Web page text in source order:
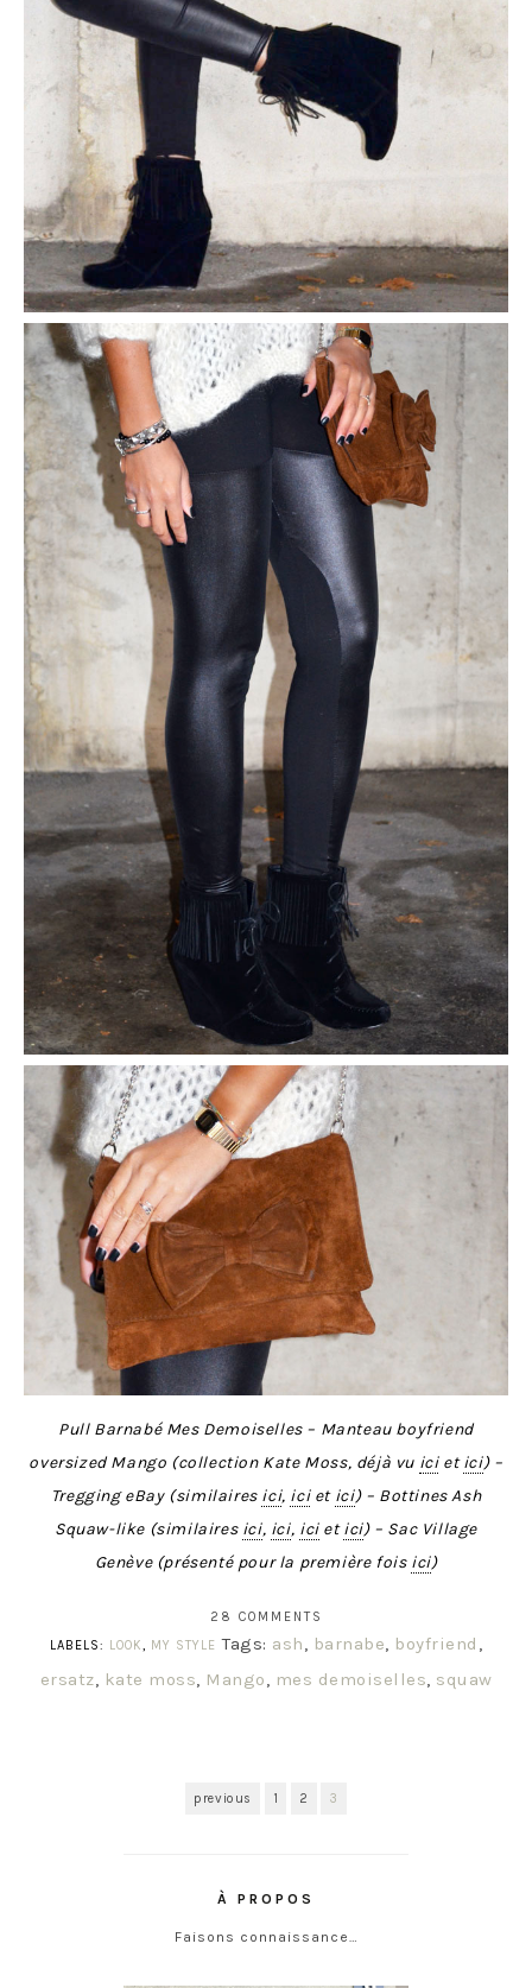
Pull Barnabé Mes Demoiselles – Manteau boyfriend
oversized Mango (collection Kate Moss, déjà vu icietici) –
Tregging eBay (similaires ici, iciet ici) – Bottines Ash
Squaw-like (similaires ici, ici, icietici) – Sac Village
Genève (présenté pour la première fois ici)
28 COMMENTS
LABELS:
LOOK, MY STYLE Tags: ash, barnabe, boyfriend ,
ersatz, kate moss, Mango, mes demoiselles, squaw
previous 1 2 3
À PROPOS
Faisons connaissance…